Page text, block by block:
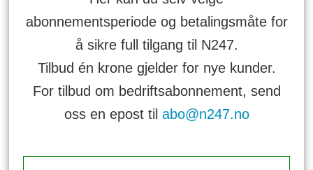
abonnementsperiode og betalingsmåte for
å sikre full tilgang til N247.
Tilbud én krone gjelder for nye kunder.
For tilbud om bedriftsabonnement, send
oss en epost til abo@n247.no